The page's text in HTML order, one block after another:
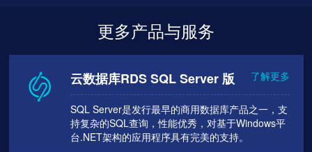
更多产品与服务
云数据库RDS SQL Server 版
SQL Server是发行最早的商用数据库产品之一，支
持复杂的SQL查询，性能优秀，对基于Windows平
台.NET架构的应用程序具有完美的支持。
了解更多